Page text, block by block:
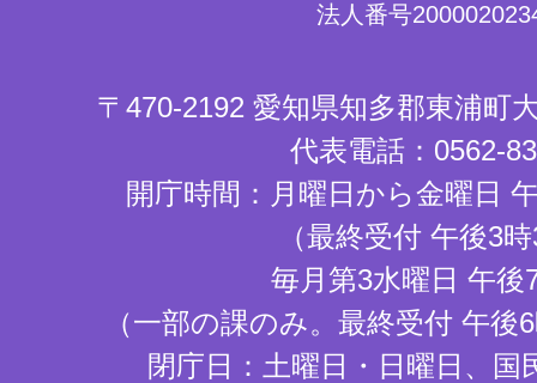
法人番号
〒470-2192 愛知県知多郡東浦町
代表電話：0562-
開庁時間：月曜日から金曜日
（最終受付 午後3
毎月第3水曜日 午後
（一部の課のみ。最終受付 午
閉庁日：土曜日・日曜日、国